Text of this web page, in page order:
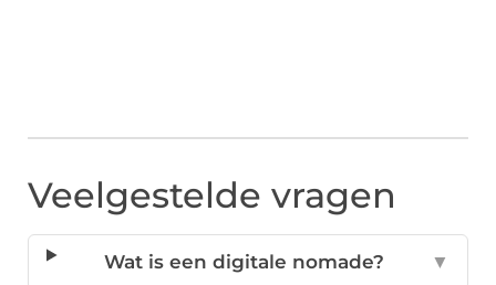
Veelgestelde vragen
Wat is een digitale nomade? ▼